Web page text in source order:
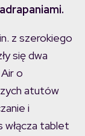
z szerokiego
się dwa
o
atutów
i
włącza tablet